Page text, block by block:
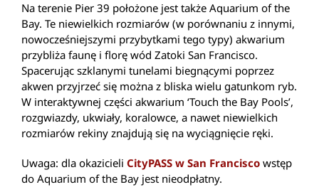
Na terenie Pier 39 położone jest także Aquarium of the
Bay. Te niewielkich rozmiarów (w porównaniu z innymi,
nowocześniejszymi przybytkami tego typy) akwarium
przybliża faunę i florę wód Zatoki San Francisco.
Spacerując szklanymi tunelami biegnącymi poprzez
akwen przyjrzeć się można z bliska wielu gatunkom ryb.
W interaktywnej części akwarium ‘Touch the Bay Pools’,
rozgwiazdy, ukwiały, koralowce, a nawet niewielkich
rozmiarów rekiny znajdują się na wyciągnięcie ręki.
Uwaga: dla okazicieli CityPASS w San Francisco wstęp
do Aquarium of the Bay jest nieodpłatny.